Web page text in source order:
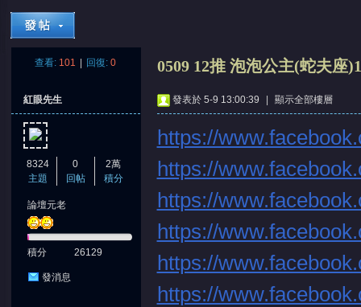
›
查看: 101 回復: 0 0509 12推 泡泡公主(蛇夫座
紅眼先生
8324
主題
0
回帖
2萬
積分
論壇元老
積分 26129
發消息
發表於 5-9 13:00:39 顯示全部樓層
https://
https://
https://
https://
https://
https://